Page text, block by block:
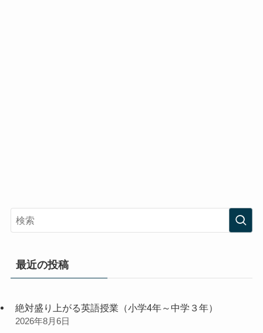
最近の投稿
絶対盛り上がる英語授業（小学4年～中学３年）
2026年8月6日